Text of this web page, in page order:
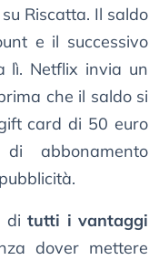
Riscatta. Il saldo
e il successivo
lì. Netflix invia un
che il saldo si
card di 50 euro
abbonamento
di tutti i vantaggi
dover mettere